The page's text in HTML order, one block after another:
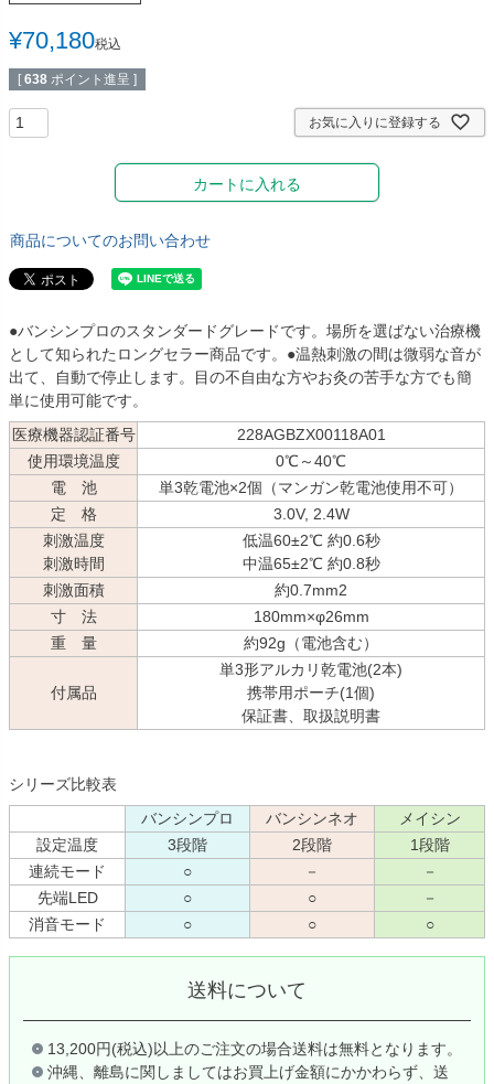
ディスポーザブルカバー
ワゴン／ダストボックス
担架 杖／車いす／歩行器
マットレス／枕／クッシ
リハビリ・トレーニング
¥70,180税込
[ 638 ポイント進呈 ]
お気に入りに登録する
カートに入れる
商品についてのお問い合わせ
●バンシンプロのスタンダードグレードです。場所を選ばない治療機
として知られたロングセラー商品です。●温熱刺激の間は微弱な音が
出て、自動で停止します。目の不自由な方やお灸の苦手な方でも簡
単に使用可能です。
医療機器認証番号
228AGBZX00118A01
使用環境温度
0℃～40℃
電 池
単3乾電池×2個（マンガン乾電池使用不可）
定 格
3.0V, 2.4W
刺激温度
刺激時間
低温60±2℃ 約0.6秒
中温65±2℃ 約0.8秒
刺激面積
約0.7mm2
寸 法
180mm×φ26mm
重 量
約92g（電池含む）
付属品
単3形アルカリ乾電池(2本)
携帯用ポーチ(1個)
保証書、取扱説明書
シリーズ比較表
バンシンプロ
バンシンネオ
メイシン
設定温度
3段階 2段階
1段階
連続モード
○ －
－
先端LED
○ ○
－
消音モード
○ ○ ○
送料について
13,200円(税込)以上のご注文の場合送料は無料となります。
沖縄、離島に関しましてはお買上げ金額にかかわらず、送